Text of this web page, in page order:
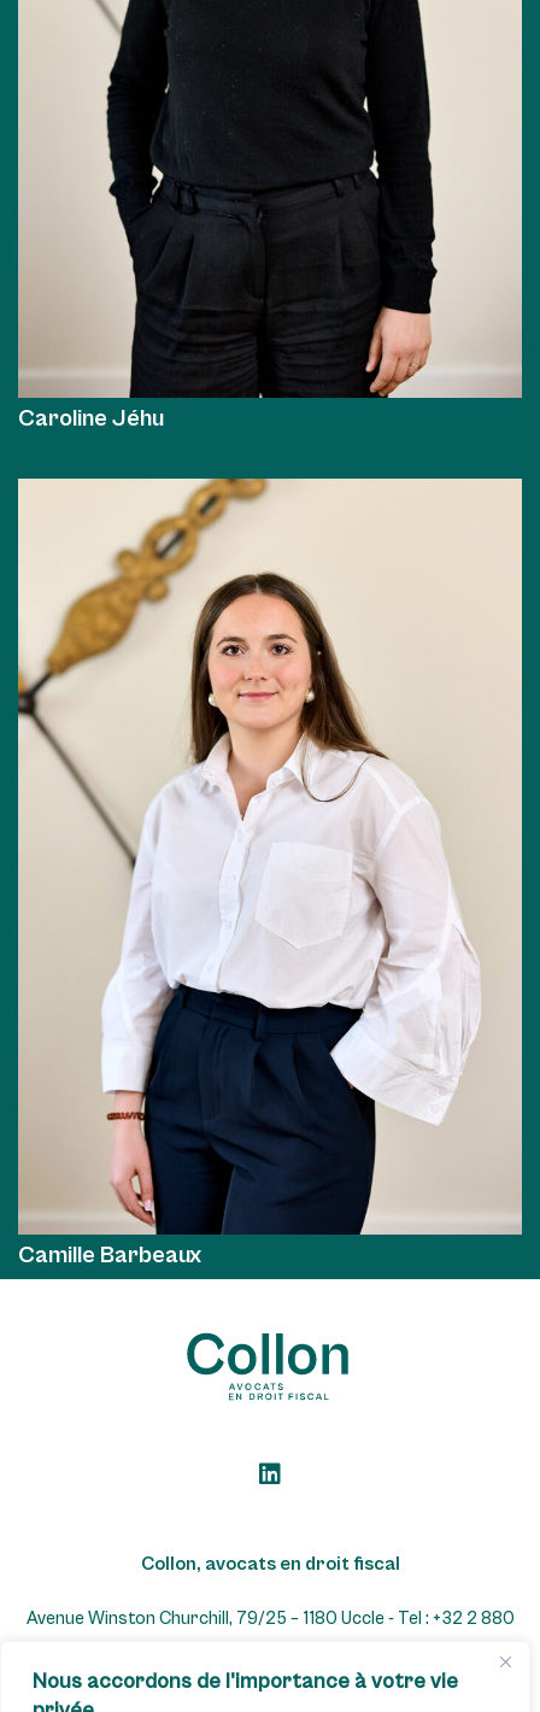
Nous accordons de l'importance à votre vie
Caroline Jéhu
Camille Barbeaux
Collon, avocats en droit fiscal
Avenue Winston Churchill, 79/25 – 1180 Uccle - Tel : +32 2 880
TVA : BE0833.413.310 - IBAN : BE65 7512 0735 2896 -